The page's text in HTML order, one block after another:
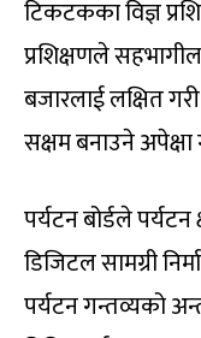
टिकटकका विज्ञ
प्रशिक्षणले
बजारलाई लक्षित गरी
सक्षम बनाउने
पर्यटन बोर्डले
डिजिटल सामग्री
पर्यटन गन्तव्यको